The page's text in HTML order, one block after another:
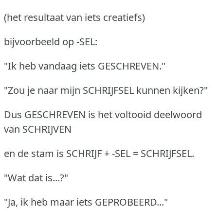
(het resultaat van iets creatiefs)
bijvoorbeeld op -SEL:
"Ik heb vandaag iets GESCHREVEN."
"Zou je naar mijn SCHRIJFSEL kunnen kijken?"
Dus GESCHREVEN is het voltooid deelwoord
van SCHRIJVEN
en de stam is SCHRIJF + -SEL = SCHRIJFSEL.
"Wat dat is...?"
"Ja, ik heb maar iets GEPROBEERD..."